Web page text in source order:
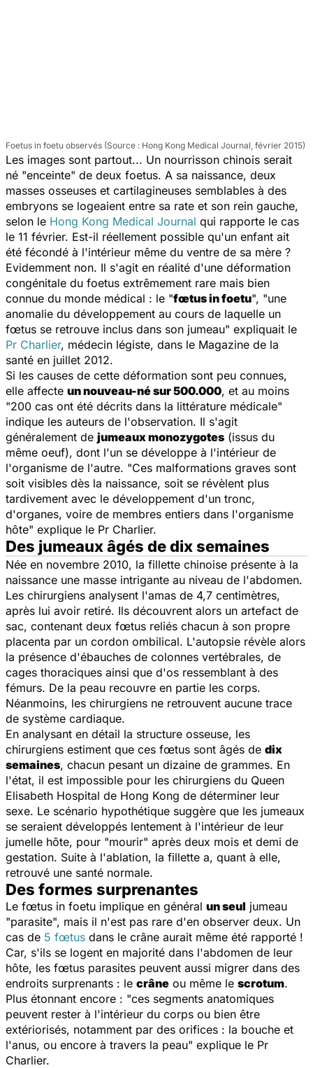
Foetus in foetu observés (Source : Hong Kong Medical Journal, février 2015)
Les images sont partout... Un nourrisson chinois serait
né "enceinte" de deux foetus. A sa naissance, deux
masses osseuses et cartilagineuses semblables à des
embryons se logeaient entre sa rate et son rein gauche,
selon le Hong Kong Medical Journal qui rapporte le cas
le 11 février. Est-il réellement possible qu'un enfant ait
été fécondé à l'intérieur même du ventre de sa mère ?
Evidemment non. Il s'agit en réalité d'une déformation
congénitale du foetus extrêmement rare mais bien
connue du monde médical : le "fœtus in foetu", "une
anomalie du développement au cours de laquelle un
fœtus se retrouve inclus dans son jumeau" expliquait le
Pr Charlier, médecin légiste, dans le Magazine de la
santé en juillet 2012.
Si les causes de cette déformation sont peu connues,
elle affecte un nouveau-né sur 500.000, et au moins
"200 cas ont été décrits dans la littérature médicale"
indique les auteurs de l'observation. Il s'agit
généralement de jumeaux monozygotes (issus du
même oeuf), dont l'un se développe à l'intérieur de
l'organisme de l'autre. "Ces malformations graves sont
soit visibles dès la naissance, soit se révèlent plus
tardivement avec le développement d'un tronc,
d'organes, voire de membres entiers dans l'organisme
hôte" explique le Pr Charlier.
Des jumeaux âgés de dix semaines
Née en novembre 2010, la fillette chinoise présente à la
naissance une masse intrigante au niveau de l'abdomen.
Les chirurgiens analysent l'amas de 4,7 centimètres,
après lui avoir retiré. Ils découvrent alors un artefact de
sac, contenant deux fœtus reliés chacun à son propre
placenta par un cordon ombilical. L'autopsie révèle alors
la présence d'ébauches de colonnes vertébrales, de
cages thoraciques ainsi que d'os ressemblant à des
fémurs. De la peau recouvre en partie les corps.
Néanmoins, les chirurgiens ne retrouvent aucune trace
de système cardiaque.
En analysant en détail la structure osseuse, les
chirurgiens estiment que ces fœtus sont âgés de dix
semaines, chacun pesant un dizaine de grammes. En
l'état, il est impossible pour les chirurgiens du Queen
Elisabeth Hospital de Hong Kong de déterminer leur
sexe. Le scénario hypothétique suggère que les jumeaux
se seraient développés lentement à l'intérieur de leur
jumelle hôte, pour "mourir" après deux mois et demi de
gestation. Suite à l'ablation, la fillette a, quant à elle,
retrouvé une santé normale.
Des formes surprenantes
Le fœtus in foetu implique en général un seul jumeau
"parasite", mais il n'est pas rare d'en observer deux. Un
cas de 5 fœtus dans le crâne aurait même été rapporté !
Car, s'ils se logent en majorité dans l'abdomen de leur
hôte, les fœtus parasites peuvent aussi migrer dans des
endroits surprenants : le crâne ou même le scrotum.
Plus étonnant encore : "ces segments anatomiques
peuvent rester à l'intérieur du corps ou bien être
extériorisés, notamment par des orifices : la bouche et
l'anus, ou encore à travers la peau" explique le Pr
Charlier.